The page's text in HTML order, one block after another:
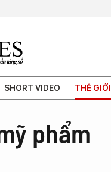
SHORT VIDEO THẾ GIỚI
phẩm